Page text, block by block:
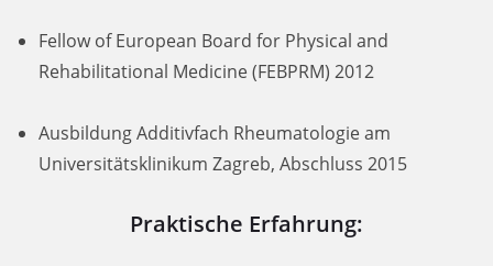
Fellow of European Board for Physical and
Rehabilitational Medicine (FEBPRM) 2012
Ausbildung Additivfach Rheumatologie am
Universitätsklinikum Zagreb, Abschluss 2015
Praktische Erfahrung: